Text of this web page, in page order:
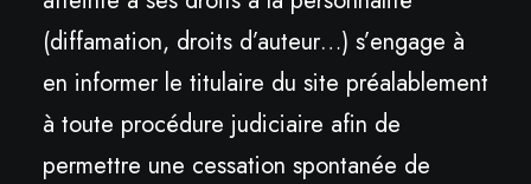
(diffamation, droits d’auteur…) s’engage à
en informer le titulaire du site préalablement
à toute procédure judiciaire afin de
permettre une cessation spontanée de